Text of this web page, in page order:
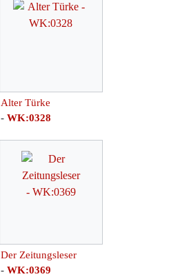
Alter Türke
- WK:0328
Der Zeitungsleser
- WK:0369